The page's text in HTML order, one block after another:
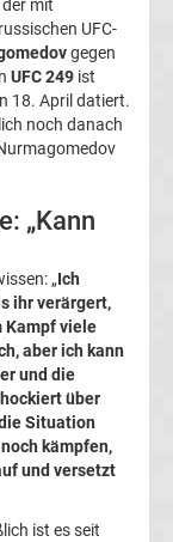
mit
UFC-
gegen
UFC 249 ist
18. April datiert.
noch danach
„Kann
„Ich
ihr verärgert,
Kampf viele
aber ich kann
und die
über
Situation
kämpfen,
und versetzt
ist es seit